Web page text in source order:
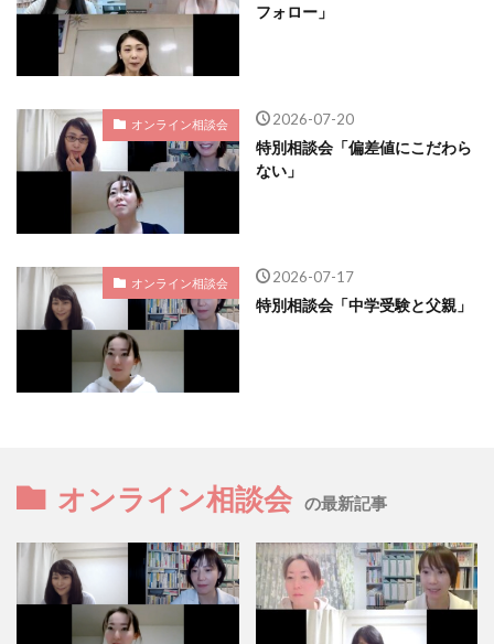
フォロー」
オンライン相談会 2026-07-20
特別相談会「偏差値にこだわら
ない」
オンライン相談会 2026-07-17
特別相談会「中学受験と父親」
オンライン相談会 の最新記事